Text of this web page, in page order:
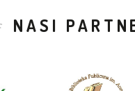
NASI